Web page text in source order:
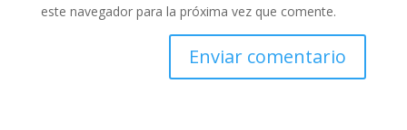
este navegador para la próxima vez que comente.